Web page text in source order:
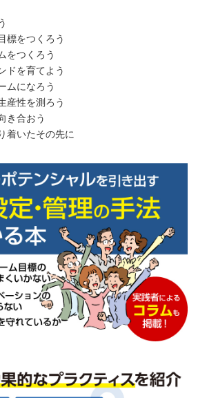
標をつくろう
をつくろう
ドを育てよう
ムになろう
産性を測ろう
き合おう
着いたその先に